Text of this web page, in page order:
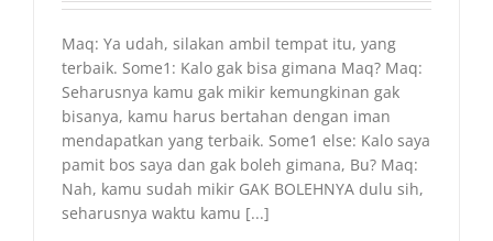
Maq: Ya udah, silakan ambil tempat itu, yang
terbaik. Some1: Kalo gak bisa gimana Maq? Maq:
Seharusnya kamu gak mikir kemungkinan gak
bisanya, kamu harus bertahan dengan iman
mendapatkan yang terbaik. Some1 else: Kalo saya
pamit bos saya dan gak boleh gimana, Bu? Maq:
Nah, kamu sudah mikir GAK BOLEHNYA dulu sih,
seharusnya waktu kamu [...]